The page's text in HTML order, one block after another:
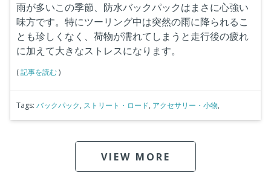
雨が多いこの季節、防水バックパックはまさに心強い
味方です。特にツーリング中は突然の雨に降られるこ
とも珍しくなく、荷物が濡れてしまうと走行後の疲れ
に加えて大きなストレスになります。
(記事を読む)
Tags: バックパック, ストリート・ロード, アクセサリー・小物,
VIEW MORE